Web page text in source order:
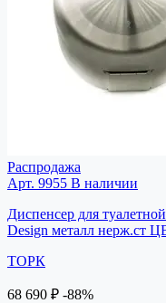
Распродажа
Арт. 9955 В наличии
Диспенсер для
Design металл нерж.ст
ТОРК
68 690 ₽ -88%